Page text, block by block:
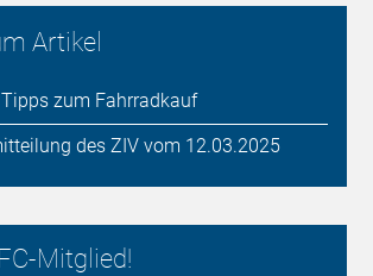
Artikel
Tipps zum Fahrradkauf
des ZIV vom 12.03.2025
Mitglied!